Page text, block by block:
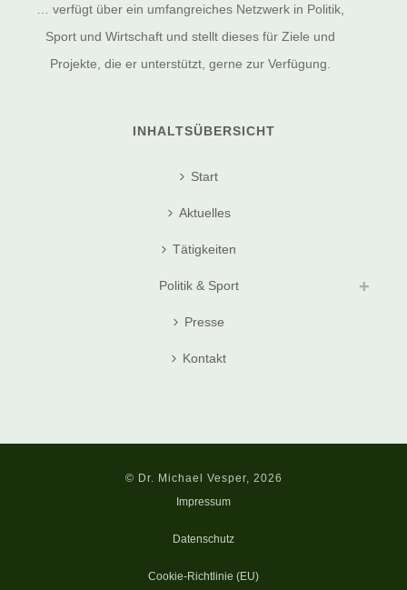
… verfügt über ein umfangreiches Netzwerk in Politik,
Sport und Wirtschaft und stellt dieses für Ziele und
Projekte, die er unterstützt, gerne zur Verfügung.
INHALTSÜBERSICHT
Start
Aktuelles
Tätigkeiten
Politik & Sport
Presse
Kontakt
© Dr. Michael Vesper, 2026
Impressum
Datenschutz
Cookie-Richtlinie (EU)